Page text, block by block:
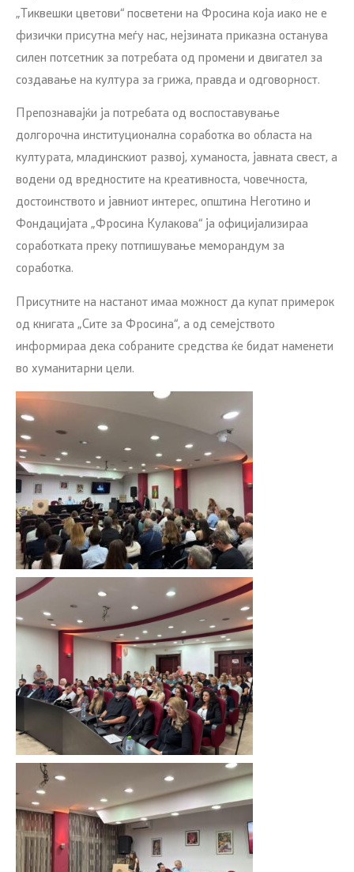
„Тиквешки цветови“ посветени на Фросина која иако не е
физички присутна меѓу нас, нејзината приказна останува
силен потсетник за потребата од промени и двигател за
создавање на култура за грижа, правда и одговорност.
Препознавајќи ја потребата од воспоставување
долгорочна институционална соработка во областа на
културата, младинскиот развој, хуманоста, јавната свест, а
водени од вредностите на креативноста, човечноста,
достоинството и јавниот интерес, општина Неготино и
Фондацијата „Фросина Кулакова“ ја официјализираа
соработката преку потпишување меморандум за
соработка.
Присутните на настанот имаа можност да купат примерок
од книгата „Сите за Фросина“, а од семејството
информираа дека собраните средства ќе бидат наменети
во хуманитарни цели.